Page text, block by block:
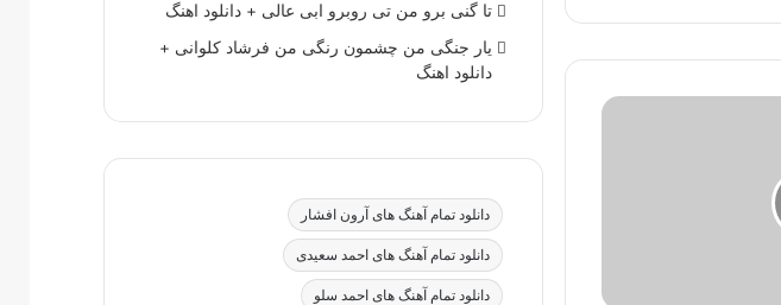
تا گنی برو من تی روبرو ابی عالی + دانلود اهنگ
یار جنگی من چشمون رنگی من فرشاد کلوانی +
دانلود اهنگ
دانلود تمام آهنگ های آرون افشار
دانلود تمام آهنگ های احمد سعیدی
دانلود تمام آهنگ های احمد سلو